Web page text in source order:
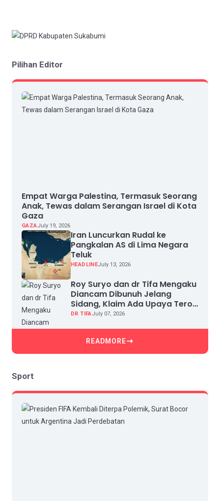
Pilihan Editor
Empat Warga Palestina, Termasuk Seorang
Anak, Tewas dalam Serangan Israel di Kota
Gaza
GAZAJuly 19, 2026
Iran Luncurkan Rudal ke
Pangkalan AS di Lima Negara
Teluk
HEADLINEJuly 13, 2026
Roy Suryo dan dr Tifa Mengaku
Diancam Dibunuh Jelang
Sidang, Klaim Ada Upaya Teror
dan Intimidasi
DR TIFAJuly 07, 2026
READMORE
Sport